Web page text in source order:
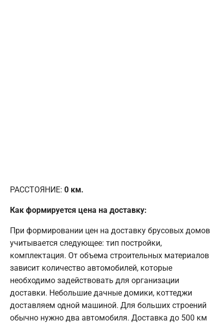
РАССТОЯНИЕ: 0 км.
Как формируется цена на доставку:
При формировании цен на доставку брусовых домов
учитывается следующее: тип постройки,
комплектация. От объема строительных материалов
зависит количество автомобилей, которые
необходимо задействовать для организации
доставки. Небольшие дачные домики, коттеджи
доставляем одной машиной. Для больших строений
обычно нужно два автомобиля. Доставка до 500 км